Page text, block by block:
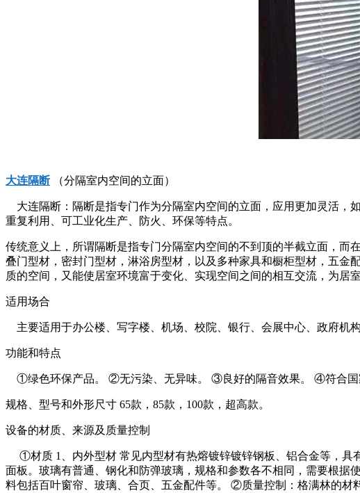
大连隔断（分隔室内空间的立面）
大连隔断：隔断是指专门作为分隔室内空间的立面，应用更加灵活，
重复利用、可工业化生产、防火、环保等特点。
传统意义上，所谓隔断是指专门分隔室内空间的不到顶的半截立面，
叠门型材，密封门型材，淋浴房型材，以及多种家具和橱柜型材，五
质的空间，又能使居室环境富于变化、实现空间之间的相互交流，为居
适用场合
主要适用于办公楼、写字楼、机场、校院、银行、会展中心、政府机
功能和特点
①绿色环保产品。 ②无污染、无异味。 ③良好的隔音效果。 ④符合国
规格、型号和外形尺寸 65款，85款，100款，超高款。
设备的材质、来源及质量控制
①材质 1、内外型材 常见内型材有热熔镀锌镀锌钢板、铝合金等，具
面板。玻璃有普通、钢化和防弹玻璃，规格和参数各不相同，需要根
料包括百叶窗帘、玻璃、合页、五金配件等。 ②质量控制：格满林的材